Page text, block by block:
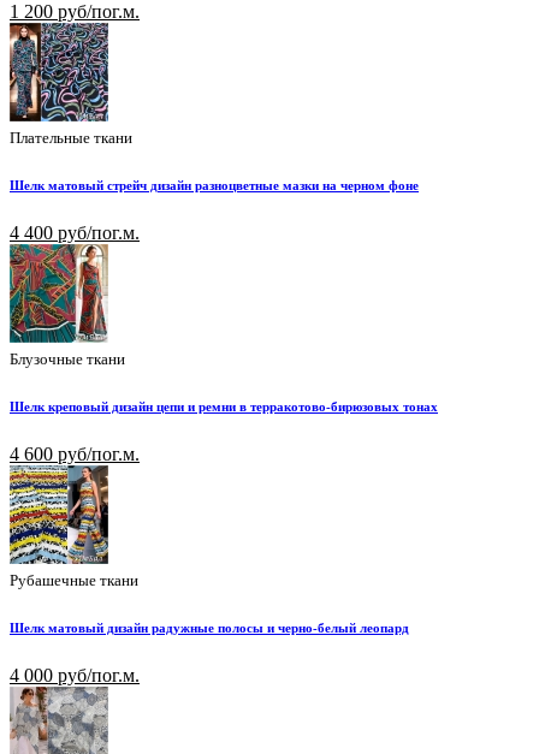
1 200 руб/пог.м.
Плательные ткани
Шелк матовый стрейч дизайн разноцветные мазки на черном фоне
4 400 руб/пог.м.
Блузочные ткани
Шелк креповый дизайн цепи и ремни в терракотово-бирюзовых тонах
4 600 руб/пог.м.
Рубашечные ткани
Шелк матовый дизайн радужные полосы и черно-белый леопард
4 000 руб/пог.м.